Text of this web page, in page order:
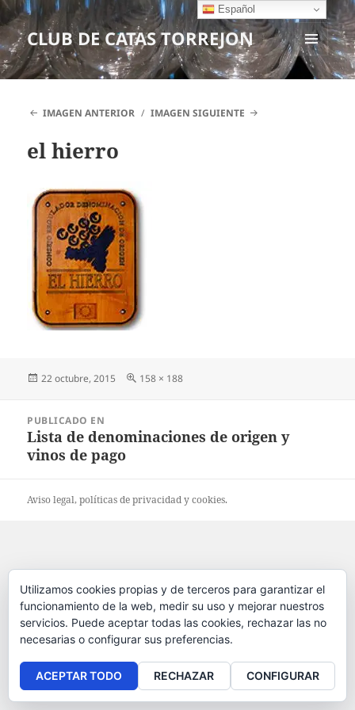
CLUB DE CATAS TORREJON
MENÚ
Y
IMAGEN ANTERIOR
IMAGEN SIGUIENTE
el hierro
Publicado
22 octubre, 2015
Tamaño
158 × 188
entradas
PUBLICADO EN
Lista de denominaciones de origen y
vinos de pago
Aviso legal, políticas deprivacidadycookies.
Español
Utilizamos cookies propias y de terceros para garantizar el
funcionamiento de la web, medir su uso y mejorar nuestros
servicios. Puede aceptar todas las cookies, rechazar las no
necesarias o configurar sus preferencias.
ACEPTAR TODO RECHAZAR CONFIGURAR